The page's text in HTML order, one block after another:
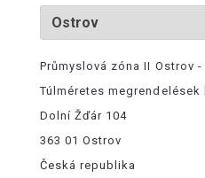
Průmyslová zóna II Ostrov
Túlméretes megrendelések
Dolní Žďár 104
363 01 Ostrov
Česká republika